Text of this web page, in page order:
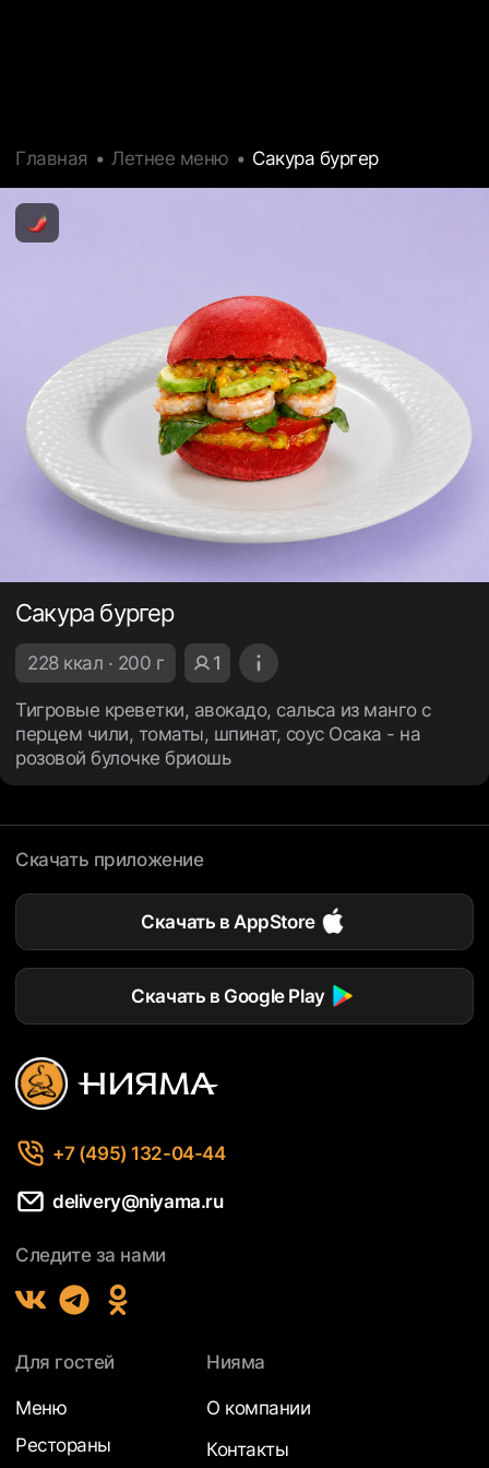
Главная Летнее меню Сакура бургер
Сакура бургер
228 ккал · 200 г 1
Тигровые креветки, авокадо, сальса из манго с
перцем чили, томаты, шпинат, соус Осака - на
розовой булочке бриошь
Скачать приложение
Скачать в AppStore
Скачать в Google Play
+7 (495) 132-04-44
delivery@niyama.ru
Следите за нами
Для гостей
Меню
Рестораны
Нияма
О компании
Контакты